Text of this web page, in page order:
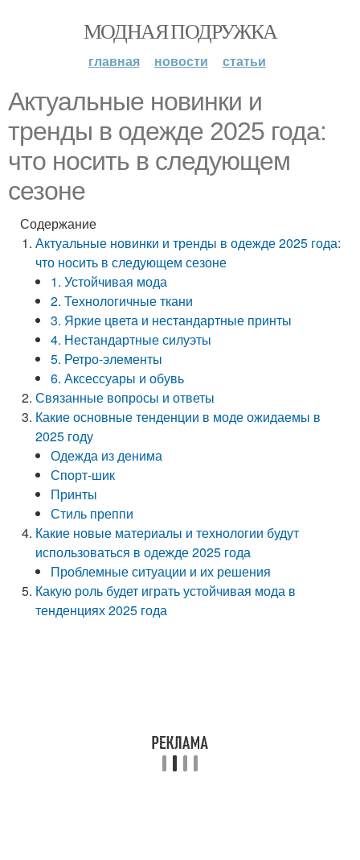
МОДНАЯ ПОДРУЖКА
главная новости статьи
Актуальные новинки и
тренды в одежде 2025 года:
что носить в следующем
сезоне
Содержание
Актуальные новинки и тренды в одежде 2025 года:
что носить в следующем сезоне
1. Устойчивая мода
2. Технологичные ткани
3. Яркие цвета и нестандартные принты
4. Нестандартные силуэты
5. Ретро-элементы
6. Аксессуары и обувь
Связанные вопросы и ответы
Какие основные тенденции в моде ожидаемы в
2025 году
Одежда из денима
Спорт-шик
Принты
Стиль преппи
Какие новые материалы и технологии будут
использоваться в одежде 2025 года
Проблемные ситуации и их решения
Какую роль будет играть устойчивая мода в
тенденциях 2025 года